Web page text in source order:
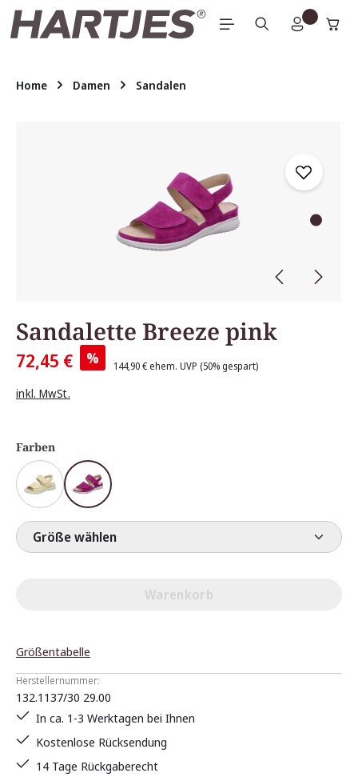
Zum Hauptinhalt springen
Home Damen Sandalen
Sandalette Breeze pink
72,45 € % 144,90 € ehem. UVP (50% gespart)
inkl. MwSt.
Farben
Größe wählen
Warenkorb
Größentabelle
Herstellernummer:
132.1137/30 29.00
In ca. 1-3 Werktagen bei Ihnen
Kostenlose Rücksendung
14 Tage Rückgaberecht